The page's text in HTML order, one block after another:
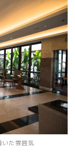
た雰囲気